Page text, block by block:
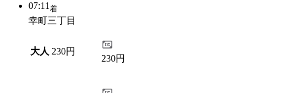
07:11着
幸町三丁目
大人 230円
230円